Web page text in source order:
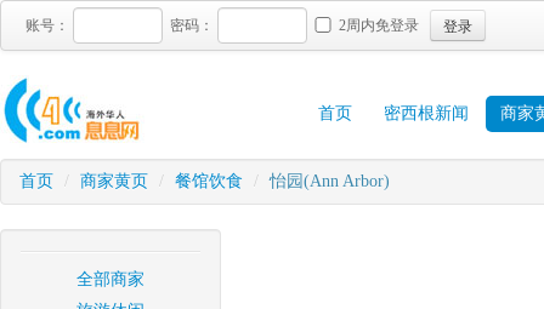
账号： 密码： 2周内免登录 登录
首页 密西根新闻 商家
首页 / 商家黄页 / 餐馆饮食 / 怡园(Ann Arbor)
全部商家